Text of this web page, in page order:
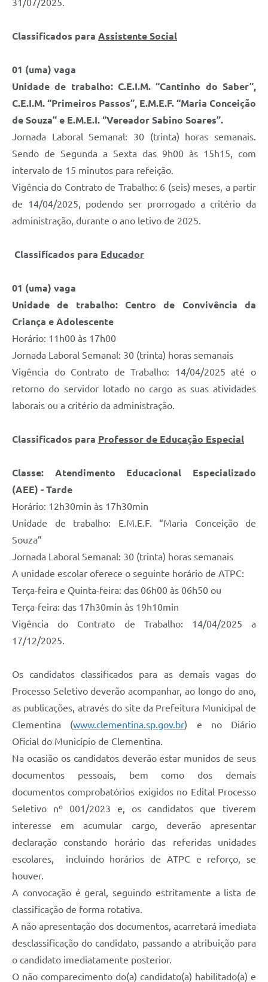
31/07/2025.
Classificados para Assistente Social
01 (uma) vaga
Unidade de trabalho: C.E.I.M. “Cantinho do Saber”,
C.E.I.M. “Primeiros Passos”, E.M.E.F. “Maria Conceição
de Souza” e E.M.E.I. “Vereador Sabino Soares”.
Jornada Laboral Semanal: 30 (trinta) horas semanais.
Sendo de Segunda a Sexta das 9h00 às 15h15, com
intervalo de 15 minutos para refeição.
Vigência do Contrato de Trabalho: 6 (seis) meses, a partir
de 14/04/2025, podendo ser prorrogado a critério da
administração, durante o ano letivo de 2025.
Classificados para Educador
01 (uma) vaga
Unidade de trabalho: Centro de Convivência da
Criança e Adolescente
Horário: 11h00 às 17h00
Jornada Laboral Semanal: 30 (trinta) horas semanais
Vigência do Contrato de Trabalho: 14/04/2025 até o
retorno do servidor lotado no cargo as suas atividades
laborais ou a critério da administração.
Classificados para Professor de Educação Especial
Classe: Atendimento Educacional Especializado
(AEE) - Tarde
Horário: 12h30min às 17h30min
Unidade de trabalho: E.M.E.F. “Maria Conceição de
Souza”
Jornada Laboral Semanal: 30 (trinta) horas semanais
A unidade escolar oferece o seguinte horário de ATPC:
Terça-feira e Quinta-feira: das 06h00 às 06h50 ou
Terça-feira: das 17h30min às 19h10min
Vigência do Contrato de Trabalho: 14/04/2025 a
17/12/2025.
Os candidatos classificados para as demais vagas do
Processo Seletivo deverão acompanhar, ao longo do ano,
as publicações, através do site da Prefeitura Municipal de
Clementina (www.clementina.sp.gov.br) e no Diário
Oficial do Município de Clementina.
Na ocasião os candidatos deverão estar munidos de seus
documentos pessoais, bem como dos demais
documentos comprobatórios exigidos no Edital Processo
Seletivo nº 001/2023 e, os candidatos que tiverem
interesse em acumular cargo, deverão apresentar
declaração constando horário das referidas unidades
escolares, incluindo horários de ATPC e reforço, se
houver.
A convocação é geral, seguindo estritamente a lista de
classificação de forma rotativa.
A não apresentação dos documentos, acarretará imediata
desclassificação do candidato, passando a atribuição para
o candidato imediatamente posterior.
O não comparecimento do(a) candidato(a) habilitado(a) e